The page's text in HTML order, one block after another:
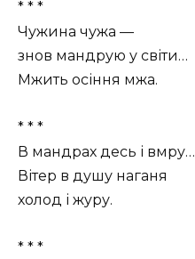
* * *
Чужина чужа —
знов мандрую у світи…
Мжить осіння мжа.
* * *
В мандрах десь і вмру…
Вітер в душу наганя
холод і журу.
* * *